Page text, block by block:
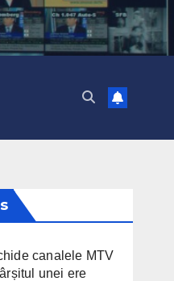
canalele MTV
unei ere